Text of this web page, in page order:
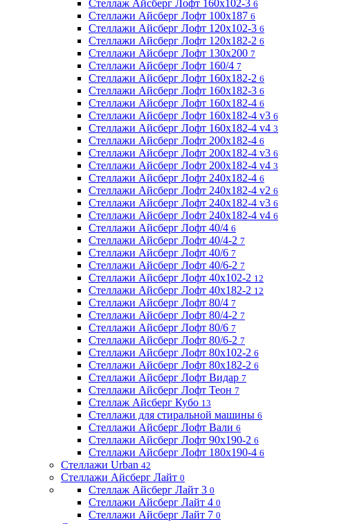
Стеллаж Айсберг Лофт 160х102-3 6
Стеллажи Айсберг Лофт 100х187 6
Стеллажи Айсберг Лофт 120х102-3 6
Стеллажи Айсберг Лофт 120х182-2 6
Стеллажи Айсберг Лофт 130х200 7
Стеллажи Айсберг Лофт 160/4 7
Стеллажи Айсберг Лофт 160х182-2 6
Стеллажи Айсберг Лофт 160х182-3 6
Стеллажи Айсберг Лофт 160х182-4 6
Стеллажи Айсберг Лофт 160х182-4 v3 6
Стеллажи Айсберг Лофт 160х182-4 v4 3
Стеллажи Айсберг Лофт 200х182-4 6
Стеллажи Айсберг Лофт 200х182-4 v3 6
Стеллажи Айсберг Лофт 200х182-4 v4 3
Стеллажи Айсберг Лофт 240х182-4 6
Стеллажи Айсберг Лофт 240х182-4 v2 6
Стеллажи Айсберг Лофт 240х182-4 v3 6
Стеллажи Айсберг Лофт 240х182-4 v4 6
Стеллажи Айсберг Лофт 40/4 6
Стеллажи Айсберг Лофт 40/4-2 7
Стеллажи Айсберг Лофт 40/6 7
Стеллажи Айсберг Лофт 40/6-2 7
Стеллажи Айсберг Лофт 40х102-2 12
Стеллажи Айсберг Лофт 40х182-2 12
Стеллажи Айсберг Лофт 80/4 7
Стеллажи Айсберг Лофт 80/4-2 7
Стеллажи Айсберг Лофт 80/6 7
Стеллажи Айсберг Лофт 80/6-2 7
Стеллажи Айсберг Лофт 80х102-2 6
Стеллажи Айсберг Лофт 80х182-2 6
Стеллажи Айсберг Лофт Видар 7
Стеллажи Айсберг Лофт Теон 7
Стеллаж Айсберг Кубо 13
Стеллажи для стиральной машины 6
Стеллажи Айсберг Лофт Вали 6
Стеллажи Айсберг Лофт 90х190-2 6
Стеллажи Айсберг Лофт 180х190-4 6
Стеллажи Urban 42
Стеллажи Айсберг Лайт 0
Стеллаж Айсберг Лайт 3 0
Стеллажи Айсберг Лайт 4 0
Стеллажи Айсберг Лайт 7 0